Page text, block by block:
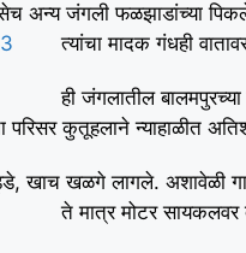
अन्य जंगली फळझाडांच्या
त्यांचा मादक गंधही
ही जंगलातील बालमपुरच्या
कुतूहलाने न्याहाळीत
खाच खळगे लागले. अशावेळी
ते मात्र मोटर